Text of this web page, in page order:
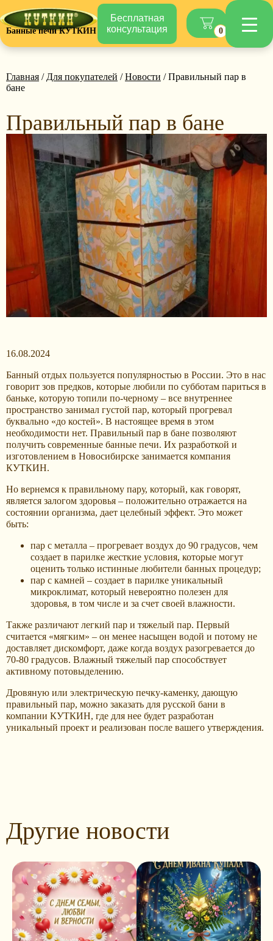
Банные печи КУТКИН
Бесплатная
консультация
0
Главная / Для покупателей /Новости / Правильный пар в
бане
Правильный пар в бане
16.08.2024
Банный отдых пользуется популярностью в России. Это в нас
говорит зов предков, которые любили по субботам париться в
баньке, которую топили по-черному – все внутреннее
пространство занимал густой пар, который прогревал
буквально «до костей». В настоящее время в этом
необходимости нет. Правильный пар в бане позволяют
получить современные банные печи. Их разработкой и
изготовлением в Новосибирске занимается компания
КУТКИН.
Но вернемся к правильному пару, который, как говорят,
является залогом здоровья – положительно отражается на
состоянии организма, дает целебный эффект. Это может
быть:
пар с металла – прогревает воздух до 90 градусов, чем
создает в парилке жесткие условия, которые могут
оценить только истинные любители банных процедур;
пар с камней – создает в парилке уникальный
микроклимат, который невероятно полезен для
здоровья, в том числе и за счет своей влажности.
Также различают легкий пар и тяжелый пар. Первый
считается «мягким» – он менее насыщен водой и потому не
доставляет дискомфорт, даже когда воздух разогревается до
70-80 градусов. Влажный тяжелый пар способствует
активному потовыделению.
Дровяную или электрическую печку-каменку, дающую
правильный пар, можно заказать для русской бани в
компании КУТКИН, где для нее будет разработан
уникальный проект и реализован после вашего утверждения.
Другие новости